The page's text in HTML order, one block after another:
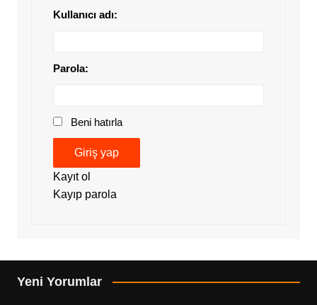
Kullanıcı adı:
Parola:
Beni hatırla
Giriş yap
Kayıt ol
Kayıp parola
Yeni Yorumlar